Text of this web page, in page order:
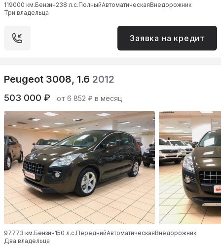
119000 км.Бензин238 л.с.ПолныйАвтоматическаяВнедорожник
Три владельца
Заявка на кредит
Peugeot 3008, 1.6 2012
503 000 ₽ от 6 852 ₽ в месяц
97773 км.Бензин150 л.с.ПереднийАвтоматическаяВнедорожник
Два владельца